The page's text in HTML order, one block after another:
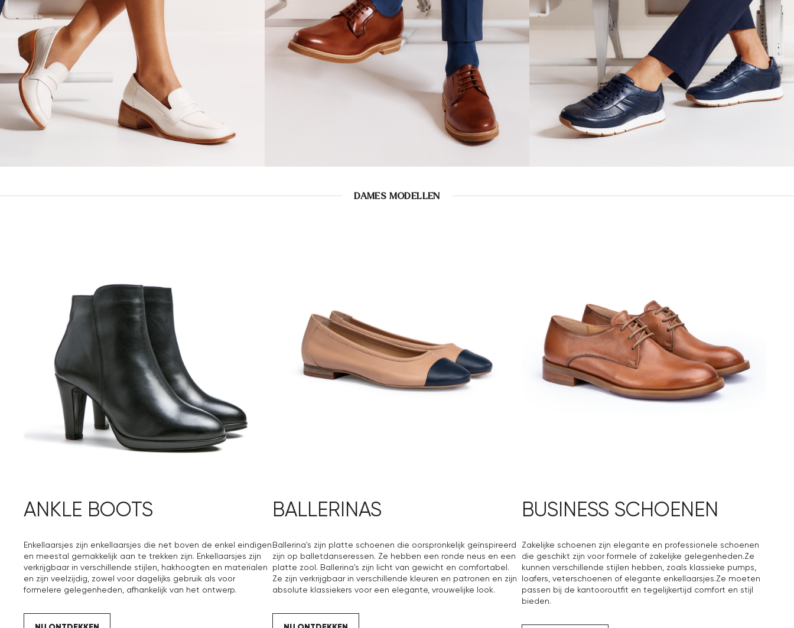
DAMES MODELLEN
ANKLE BOOTS
Enkellaarsjes zijn enkellaarsjes die net boven de enkel eindigen
en meestal gemakkelijk aan te trekken zijn. Enkellaarsjes zijn
verkrijgbaar in verschillende stijlen, hakhoogten en materialen
en zijn veelzijdig, zowel voor dagelijks gebruik als voor
formelere gelegenheden, afhankelijk van het ontwerp.
BALLERINAS
Ballerina's zijn platte schoenen die oorspronkelijk geïnspireerd
zijn op balletdanseressen. Ze hebben een ronde neus en een
platte zool. Ballerina's zijn licht van gewicht en comfortabel.
Ze zijn verkrijgbaar in verschillende kleuren en patronen en zijn
absolute klassiekers voor een elegante, vrouwelijke look.
BUSINESS SCHOENEN
Zakelijke schoenen zijn elegante en professionele schoenen
die geschikt zijn voor formele of zakelijke gelegenheden.Ze
kunnen verschillende stijlen hebben, zoals klassieke pumps,
loafers, veterschoenen of elegante enkellaarsjes.Ze moeten
passen bij de kantooroutfit en tegelijkertijd comfort en stijl
bieden.